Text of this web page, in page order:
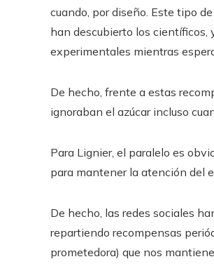
cuando, por diseño. Este tipo
han descubierto los científicos,
experimentales mientras
De hecho, frente a estas
ignoraban el azúcar incluso
Para Lignier, el paralelo es
para mantener la atención del
De hecho, las redes sociales
repartiendo recompensas
prometedora) que nos